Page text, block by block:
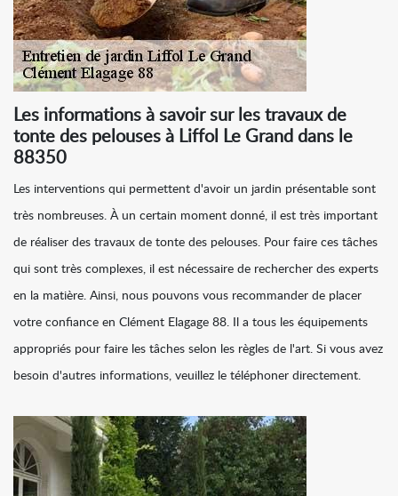
Les informations à savoir sur les travaux de
tonte des pelouses à Liffol Le Grand dans le
88350
Les interventions qui permettent d'avoir un jardin présentable sont
très nombreuses. À un certain moment donné, il est très important
de réaliser des travaux de tonte des pelouses. Pour faire ces tâches
qui sont très complexes, il est nécessaire de rechercher des experts
en la matière. Ainsi, nous pouvons vous recommander de placer
votre confiance en Clément Elagage 88. Il a tous les équipements
appropriés pour faire les tâches selon les règles de l'art. Si vous avez
besoin d'autres informations, veuillez le téléphoner directement.